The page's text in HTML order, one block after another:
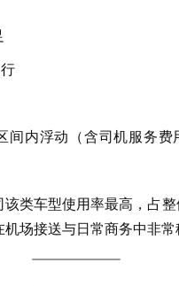
间内浮动（含司机服务费
类车型使用率最高，占
场接送与日常商务中非常